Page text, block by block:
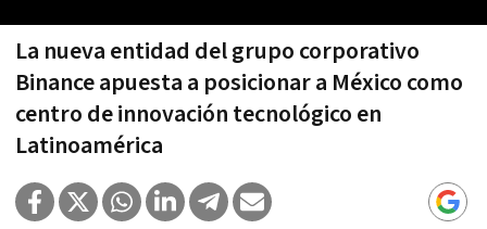
La nueva entidad del grupo corporativo
Binance apuesta a posicionar a México como
centro de innovación tecnológico en
Latinoamérica